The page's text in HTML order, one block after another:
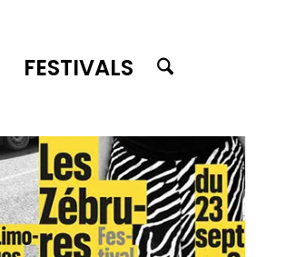
FESTIVALS